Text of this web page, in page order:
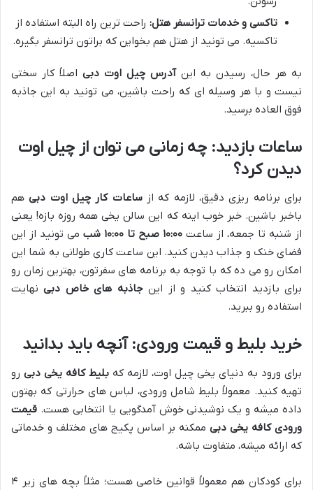
تاکسی و خدمات ترانسفر هتل: راحت ترین راه البته استفاده از
تاکسیه. می تونید از هتل هم بخواین که براتون ترانسفر بگیره.
به هر حال، رسیدن به اینآدرس چیل اوت دبی اصلاً کار سختی
نیست و با هر وسیله ای که راحت باشین، می تونید به این جاذبه
فوق العاده برسید.
ساعات بازدید: چه زمانی می توان از چیل اوت
دیدن کرد؟
برای برنامه ریزی دقیق، لازمه که ازساعات کار چیل اوت دبیهم
باخبر باشین. خبر خوب اینه که این سالن یخی همه روزه بازه! یعنی
از شنبه تا جمعه، از ساعت ۱۰:۰۰ صبح تا ۱۰:۰۰ شب
می تونید از این
فضای خنک و جذاب دیدن کنید. این ساعت کاری طولانی به شما این
امکان رو می ده که با توجه به برنامه های سفرتون، بهترین زمان رو
برای بازدید انتخاب کنید و از اینجاذبه های خاص دبینهایت
استفاده رو ببرید.
خرید بلیط و قیمت ورودی: آنچه باید بدانید
برای ورود به دنیای یخی چیل اوت، لازمه که بلیط کافه یخی دبی رو
تهیه کنید. معمولاً بلیط شامل ورودی، لباس های حرارتی که بهتون
داده میشه و یک نوشیدنی خوش آمدگویی یا انتخابی هست. قیمت
ورودی کافه یخی دبی ممکنه بر اساس پکیج های مختلف و خدماتی
که ارائه میشه، متفاوت باشه.
برای کودکان هم معمولاً قوانین خاصی هست؛ مثلاً بچه های زیر ۴